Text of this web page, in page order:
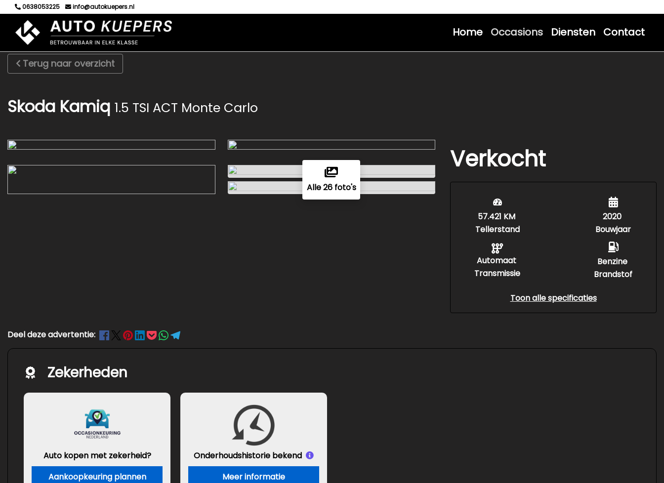
0638053225 info@autokuepers.nl
Home Occasions Diensten Contact
Terug naar overzicht
Skoda Kamiq 1.5 TSI ACT Monte Carlo
Alle 26 foto's
Verkocht
57.421 KM
Tellerstand
Automaat
Transmissie
2020
Bouwjaar
Benzine
Brandstof
Toon alle specificaties
Deel deze advertentie:
Zekerheden
Auto kopen met zekerheid?
Aankoopkeuring plannen
Onderhoudshistorie bekend
Meer informatie